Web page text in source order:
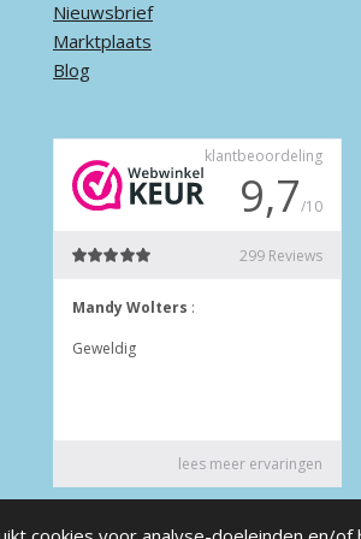
Nieuwsbrief
Marktplaats
Blog